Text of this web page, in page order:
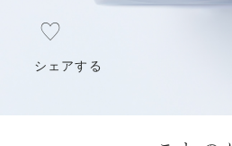
シェアする